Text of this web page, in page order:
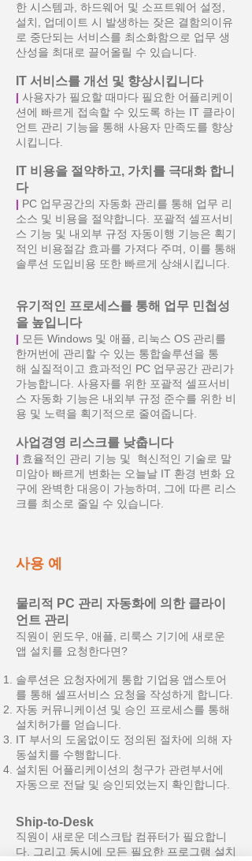
한 시스템과, 하드웨어 및 소프트웨어 설정,
설치, 업데이트 시 발생하는 잦은 결함의이유
로 중단되는 서비스를 최소화함으로 업무 생
산성을 최대로 끌어올릴 수 있습니다.
IT 서비스를 개선 및 향상시킵니다
| 사용자가 필요할 때마다 필요한 어플리케이
션에 빠르게 접속할 수 있도록 하는 IT 클라이
언트 관리 기능을 통해 사용자 만족도를 향상
시킵니다.
IT 비용을 절약하고, 가치를 극대화 합니
다
| PC 업무공간의 자동화 관리를 통해 업무 리
소스 및 비용을 절약합니다. 포괄적 셀프서비
스 기능 및 내외부 규정 자동이행 기능은 획기
적인 비용절감 효과를 가져다 주며, 이를 통해
솔루션 도입비용 또한 빠르게 상쇄시킵니다.
유기적인 프로세스를 통해 업무 민첩성
을 높입니다
| 모든 Windows 및 애플, 리눅스 OS 관리를
한꺼번에 관리할 수 있는 통합솔루션을 통
해 실질적이고 효과적인 PC 업무공간 관리가
가능합니다. 사용자를 위한 포괄적 셀프서비
스 자동화 기능은 내외부 규정 준수를 위한 비
용 및 노력을 획기적으로 줄여줍니다.
사업경영 리스크를 낮춥니다
| 효율적인 관리 기능 및 혁신적인 기술로 말
미암아 빠르게 변화는 오늘날 IT 환경 변화 요
구에 완벽한 대응이 가능하며, 그에 따른 리스
크를 최소로 줄일 수 있습니다.
사용 예
물리적 PC 관리 자동화에 의한 클라이
언트 관리
직원이 윈도우, 애플, 리룩스 기기에 새로운
앱 설치를 요청한다면?
솔루션은 요청자에게 통합 기업용 앱스토어
를 통해 셀프서비스 요청을 작성하게 합니다.
자동 커뮤니케이션 및 승인 프로세스를 통해
설치허가를 얻습니다.
IT 부서의 도움없이도 정의된 절차에 의해 자
동설치를 수행합니다.
설치된 어플리케이션의 청구가 관련부서에
자동으로 전달 및 승인되었는지 확인합니다.
Ship-to-Desk
직원이 새로운 데스크탑 컴퓨터가 필요합니
다. 그리고 동시에 모든 필요한 프로그램 설치